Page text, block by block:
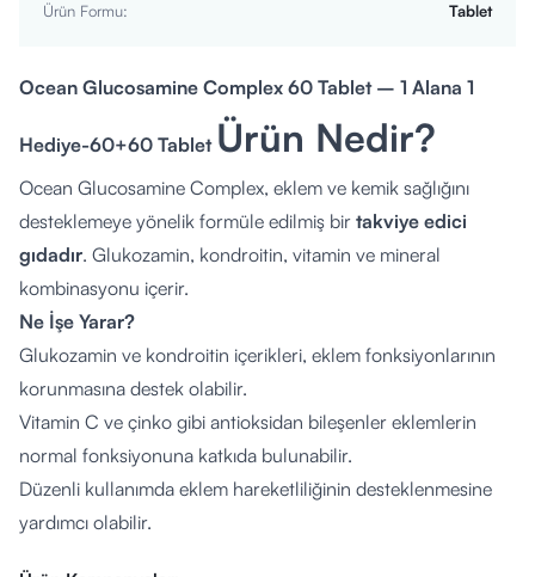
Ürün Formu: Tablet
Ocean Glucosamine Complex 60 Tablet – 1 Alana 1
Hediye-60+60 Tablet Ürün Nedir?
Ocean Glucosamine Complex, eklem ve kemik sağlığını
desteklemeye yönelik formüle edilmiş bir takviye edici
gıdadır. Glukozamin, kondroitin, vitamin ve mineral
kombinasyonu içerir.
Ne İşe Yarar?
Glukozamin ve kondroitin içerikleri, eklem fonksiyonlarının
korunmasına destek olabilir.
Vitamin C ve çinko gibi antioksidan bileşenler eklemlerin
normal fonksiyonuna katkıda bulunabilir.
Düzenli kullanımda eklem hareketliliğinin desteklenmesine
yardımcı olabilir.